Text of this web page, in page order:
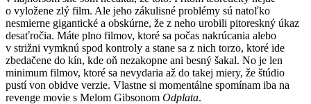
o vyložene zlý film. Ale jeho zákulisné problémy sú natoľko
nesmierne gigantické a obskúrne, že z neho urobili pitoreskný úkaz
desaťročia. Máte plno filmov, ktoré sa počas nakrúcania alebo
v strižni vymknú spod kontroly a stane sa z nich torzo, ktoré ide
zbedačene do kín, kde oň nezakopne ani besný šakal. No je len
minimum filmov, ktoré sa nevydaria až do takej miery, že štúdio
pustí von obidve verzie. Vlastne si momentálne spomínam iba na
revenge movie s Melom Gibsonom Odplata.